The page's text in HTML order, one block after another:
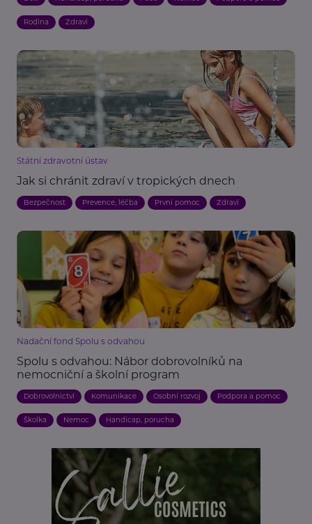
Rodina Zdraví
Státní zdravotní ústav
Jak si chránit zdraví v tropických dnech
Bezpečnost Prevence, léčba První pomoc Zdraví
Nadační fond Spolu s odvahou
Spolu s odvahou: Nábor dobrovolníků na
nemocniční a školní program
Dobrovolnictví Komunikace Osobní rozvoj Podpora a pomoc
Školka Nemoc Handicap, porucha